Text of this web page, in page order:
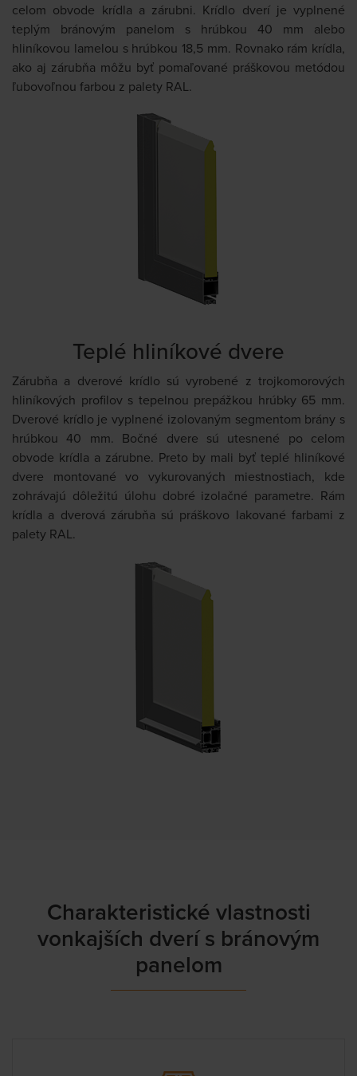
celom obvode krídla a zárubni. Krídlo dverí je vyplnené
teplým bránovým panelom s hrúbkou 40 mm alebo
hliníkovou lamelou s hrúbkou 18,5 mm. Rovnako rám krídla,
ako aj zárubňa môžu byť pomaľované práškovou metódou
ľubovoľnou farbou z palety RAL.
Teplé hliníkové dvere
Zárubňa a dverové krídlo sú vyrobené z trojkomorových
hliníkových profilov s tepelnou prepážkou hrúbky 65 mm.
Dverové krídlo je vyplnené izolovaným segmentom brány s
hrúbkou 40 mm. Bočné dvere sú utesnené po celom
obvode krídla a zárubne. Preto by mali byť teplé hliníkové
dvere montované vo vykurovaných miestnostiach, kde
zohrávajú dôležitú úlohu dobré izolačné parametre. Rám
krídla a dverová zárubňa sú práškovo lakované farbami z
palety RAL.
Charakteristické vlastnosti
vonkajších dverí s bránovým
panelom